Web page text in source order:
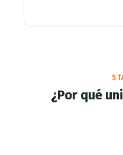
¿Por qué